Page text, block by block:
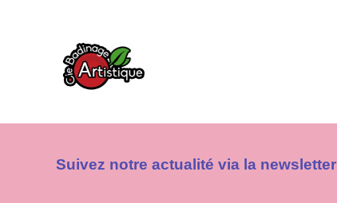
Suivez notre actualité via la newsletter